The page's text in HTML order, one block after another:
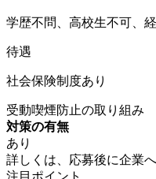
学歴不問、高校生不可、
待遇
社会保険制度あり
受動喫煙防止の取り組み
対策の有無
あり
詳しくは、応募後に企業
注目ポイント